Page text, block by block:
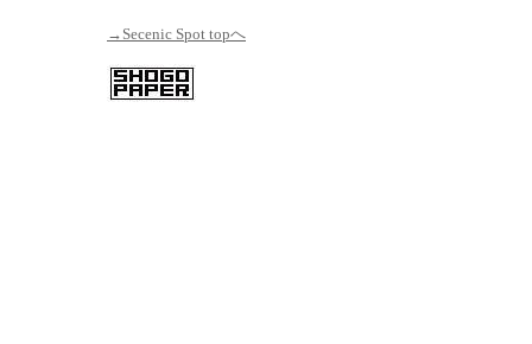
→Secenic Spot topへ